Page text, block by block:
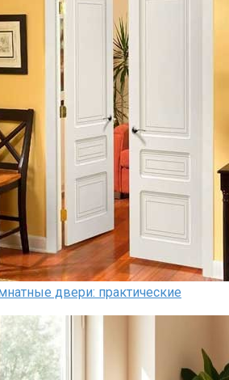
двери: практические